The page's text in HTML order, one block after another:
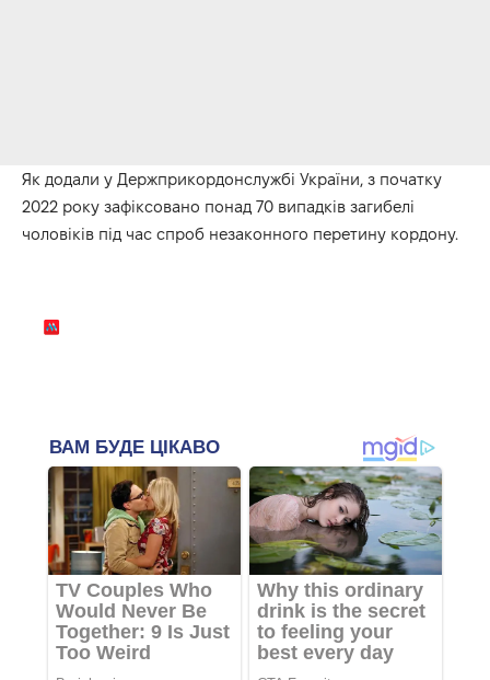
Як додали у Держприкордонслужбі України, з початку
2022 року зафіксовано понад 70 випадків загибелі
чоловіків під час спроб незаконного перетину кордону.